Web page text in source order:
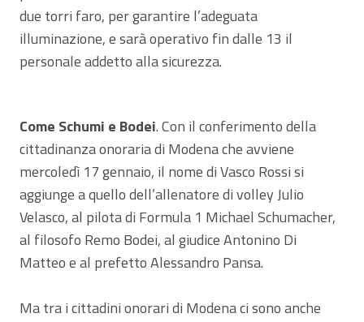
due torri faro, per garantire l’adeguata
illuminazione, e sarà operativo fin dalle 13 il
personale addetto alla sicurezza.
Come Schumi e Bodei. Con il conferimento della
cittadinanza onoraria di Modena che avviene
mercoledì 17 gennaio, il nome di Vasco Rossi si
aggiunge a quello dell’allenatore di volley Julio
Velasco, al pilota di Formula 1 Michael Schumacher,
al filosofo Remo Bodei, al giudice Antonino Di
Matteo e al prefetto Alessandro Pansa.
Ma tra i cittadini onorari di Modena ci sono anche